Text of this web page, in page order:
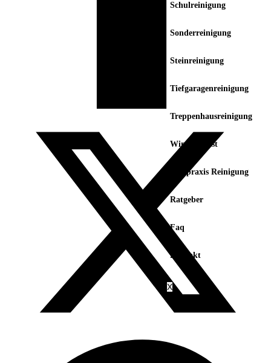
Schulreinigung
Sonderreinigung
Steinreinigung
Tiefgaragenreinigung
Treppenhausreinigung
Winterdienst
Arztpraxis Reinigung
Ratgeber
Faq
Kontakt
X